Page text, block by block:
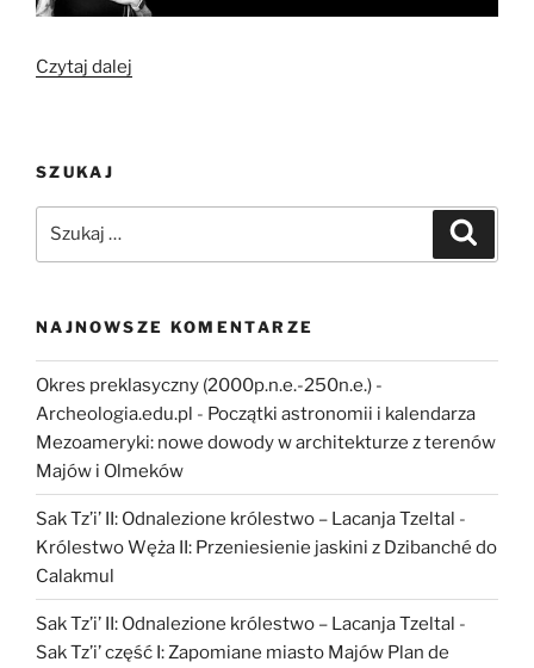
Czytaj dalej
Lechia.
jest
archeologia?”
SZUKAJ
NAJNOWSZE KOMENTARZE
Okres preklasyczny (2000p.n.e.-250n.e.) -
Archeologia.edu.pl - Początki astronomii i kalendarza
Mezoameryki: nowe dowody w architekturze z terenów
Majów i Olmeków
Sak Tz’i’ II: Odnalezione królestwo – Lacanja Tzeltal -
Królestwo Węża II: Przeniesienie jaskini z Dzibanché do
Calakmul
Sak Tz’i’ II: Odnalezione królestwo – Lacanja Tzeltal -
Sak Tz’i’ część I: Zapomiane miasto Majów Plan de